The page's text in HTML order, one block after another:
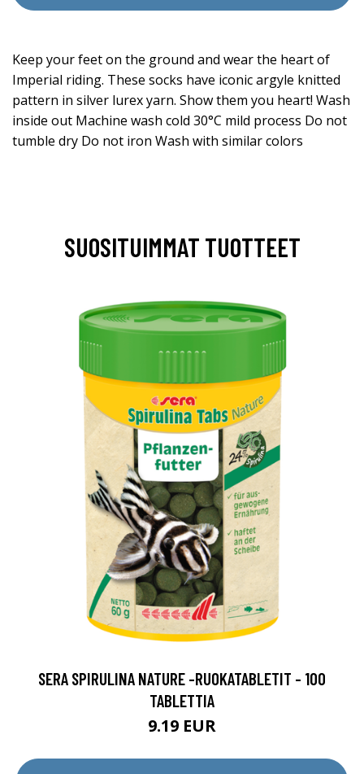
Keep your feet on the ground and wear the heart of
Imperial riding. These socks have iconic argyle knitted
pattern in silver lurex yarn. Show them you heart! Wash
inside out Machine wash cold 30°C mild process Do not
tumble dry Do not iron Wash with similar colors
SUOSITUIMMAT TUOTTEET
SERA SPIRULINA NATURE -RUOKATABLETIT - 100
TABLETTIA
9.19 EUR